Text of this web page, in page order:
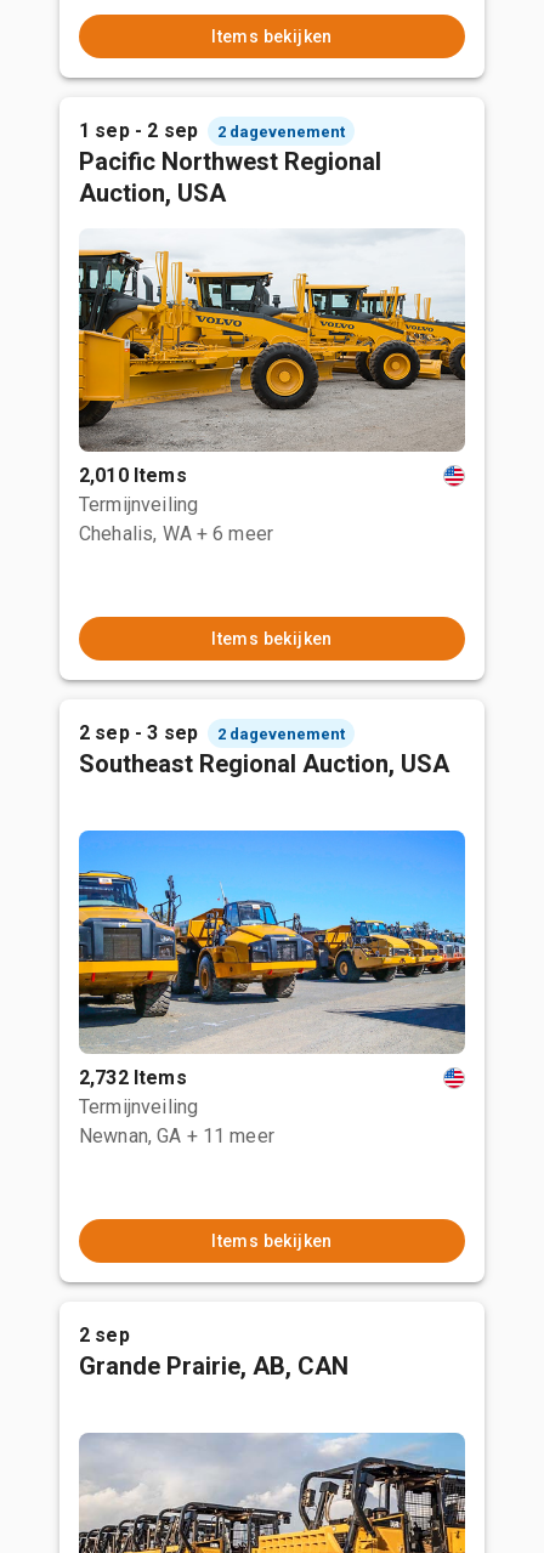
Items bekijken
1 sep - 2 sep 2 dagevenement
Pacific Northwest Regional
Auction, USA
2,010 Items
Termijnveiling
Chehalis, WA + 6 meer
Items bekijken
2 sep - 3 sep 2 dagevenement
Southeast Regional Auction, USA
2,732 Items
Termijnveiling
Newnan, GA + 11 meer
Items bekijken
2 sep
Grande Prairie, AB, CAN